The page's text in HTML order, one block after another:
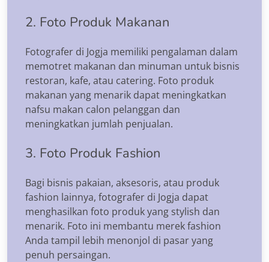
2. Foto Produk Makanan
Fotografer di Jogja memiliki pengalaman dalam
memotret makanan dan minuman untuk bisnis
restoran, kafe, atau catering. Foto produk
makanan yang menarik dapat meningkatkan
nafsu makan calon pelanggan dan
meningkatkan jumlah penjualan.
3. Foto Produk Fashion
Bagi bisnis pakaian, aksesoris, atau produk
fashion lainnya, fotografer di Jogja dapat
menghasilkan foto produk yang stylish dan
menarik. Foto ini membantu merek fashion
Anda tampil lebih menonjol di pasar yang
penuh persaingan.